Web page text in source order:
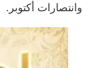
وانتصارات أكتوبر.